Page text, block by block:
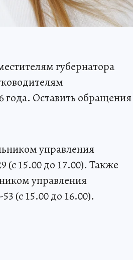
губернатора
года. Оставить обращения
управления
(с 15.00 до 17.00). Также
управления
(с 15.00 до 16.00).